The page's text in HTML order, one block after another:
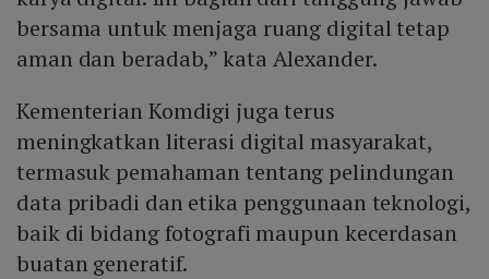
bersama untuk menjaga ruang digital tetap
aman dan beradab,” kata Alexander.
Kementerian Komdigi juga terus
meningkatkan literasi digital masyarakat,
termasuk pemahaman tentang pelindungan
data pribadi dan etika penggunaan teknologi,
baik di bidang fotografi maupun kecerdasan
buatan generatif.